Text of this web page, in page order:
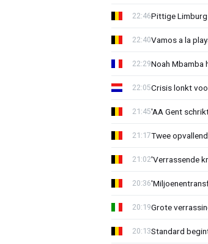
Pittige
22:46
Vamos a la
22:40
Noah Mbamba
22:29
Crisis lonkt
22:05
'AA Gent
21:45
Twee
21:17
'Verrassende
21:02
20:36
Grote
20:19
Standard
20:13